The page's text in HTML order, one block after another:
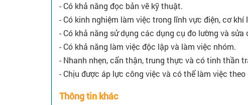
- Có khả năng đọc bản vẽ kỹ thuật.
- Có kinh nghiệm làm việc trong lĩnh vực điện, cơ khí
- Có khả năng sử dụng các dụng cụ đo lường và sửa
- Có khả năng làm việc độc lập và làm việc nhóm.
- Nhanh nhẹn, cẩn thận, trung thực và có tinh thần
- Chịu được áp lực công việc và có thể làm việc theo
Thông tin khác